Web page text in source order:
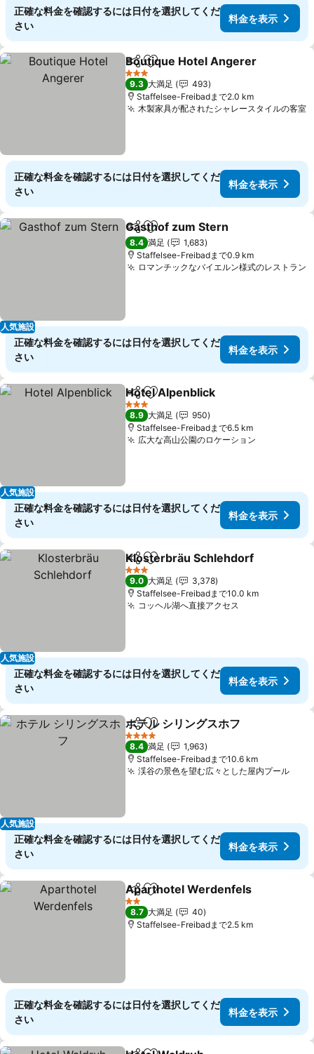
正確な料金を確認するには日付を選択してくだ
さい
料金を表示
シェアお気に入りに追加
Boutique Hotel Angerer
3 ホテルのランク
9.3 大満足
493
Staffelsee-Freibadまで2.0 km
木製家具が配されたシャレースタイルの客室
正確な料金を確認するには日付を選択してくだ
さい
料金を表示
人気施設
シェアお気に入りに追加
Gasthof zum Stern
8.4 満足
1,683
Staffelsee-Freibadまで0.9 km
ロマンチックなバイエルン様式のレストラン
正確な料金を確認するには日付を選択してくだ
さい
料金を表示
人気施設
シェアお気に入りに追加
Hotel Alpenblick
3 ホテルのランク
8.9 大満足
950
Staffelsee-Freibadまで6.5 km
広大な高山公園のロケーション
正確な料金を確認するには日付を選択してくだ
さい
料金を表示
人気施設
シェアお気に入りに追加
Klosterbräu Schlehdorf
3 ホテルのランク
9.0 大満足
3,378
Staffelsee-Freibadまで10.0 km
コッヘル湖へ直接アクセス
正確な料金を確認するには日付を選択してくだ
さい
料金を表示
人気施設
シェアお気に入りに追加
ホテル シリングスホフ
4 ホテルのランク
8.4 満足
1,963
Staffelsee-Freibadまで10.6 km
渓谷の景色を望む広々とした屋内プール
正確な料金を確認するには日付を選択してくだ
さい
料金を表示
シェアお気に入りに追加
Aparthotel Werdenfels
2 ホテルのランク
8.7 大満足
40
Staffelsee-Freibadまで2.5 km
正確な料金を確認するには日付を選択してくだ
さい
料金を表示